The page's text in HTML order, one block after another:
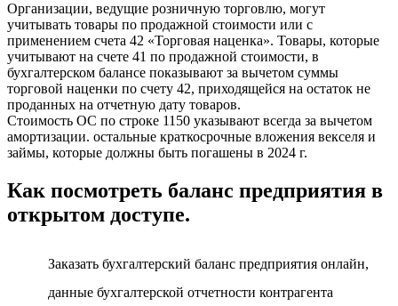
Организации, ведущие розничную торговлю, могут
учитывать товары по продажной стоимости или с
применением счета 42 «Торговая наценка». Товары, которые
учитывают на счете 41 по продажной стоимости, в
бухгалтерском балансе показывают за вычетом суммы
торговой наценки по счету 42, приходящейся на остаток не
проданных на отчетную дату товаров.
Стоимость ОС по строке 1150 указывают всегда за вычетом
амортизации. остальные краткосрочные вложения векселя и
займы, которые должны быть погашены в 2024 г.
Как посмотреть баланс предприятия в
открытом доступе.
Заказать бухгалтерский баланс предприятия онлайн,
данные бухгалтерской отчетности контрагента